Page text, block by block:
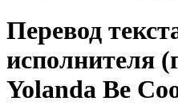
Перевод
исполнителя
Yolanda Be